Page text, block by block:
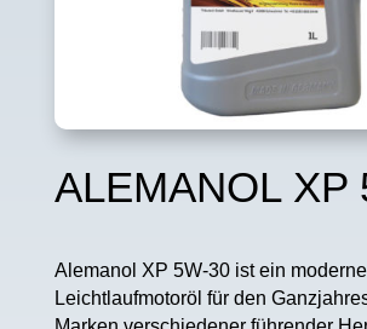
ALEMANOL XP
Alemanol XP 5W-30 ist ein
Leichtlaufmotoröl für den